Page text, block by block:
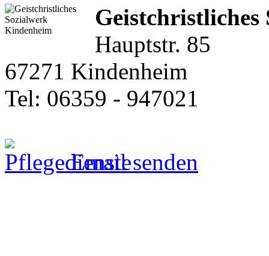
Geistchristliches
Hauptstr. 85
67271 Kindenheim
Tel: 06359 - 947021
Email senden